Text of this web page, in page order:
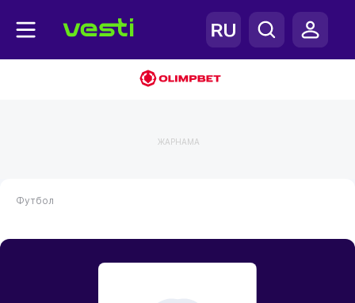
ЖАРНАМА
Футбол